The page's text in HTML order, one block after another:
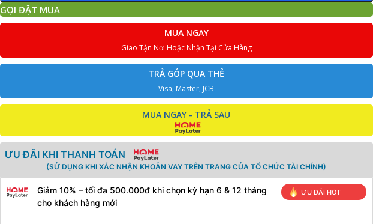
GỌI ĐẶT MUA
MUA NGAY
Giao Tận Nơi Hoặc Nhận Tại Cửa Hàng
TRẢ GÓP QUA THẺ
Visa, Master, JCB
MUA NGAY - TRẢ SAU
ƯU ĐÃI KHI THANH TOÁN
(SỬ DỤNG KHI XÁC NHẬN KHOẢN VAY TRÊN TRANG CỦA TỔ CHỨC TÀI CHÍNH)
Giảm 10% – tối đa 500.000đ khi chọn kỳ hạn 6 & 12 tháng
cho khách hàng mới
ƯU ĐÃI HOT